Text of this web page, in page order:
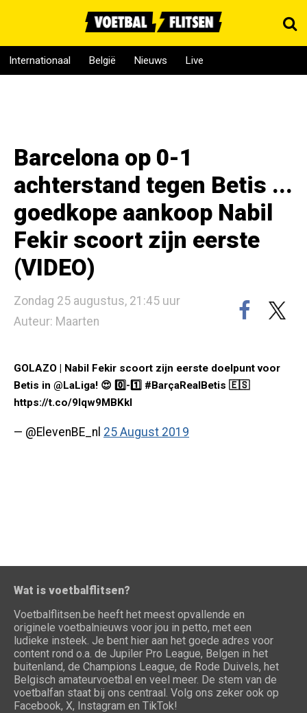
Internationaal België Nieuws Live
Barcelona op 0-1
achterstand tegen Betis ...
goedkope aankoop Nabil
Fekir scoort zijn eerste
(VIDEO)
Zondag 25 augustus, 21:45 uur
Auteur: Maarten
GOLAZO | Nabil Fekir scoort zijn eerste doelpunt voor
Betis in @LaLiga! 😍 0️⃣-1️⃣ #BarçaRealBetis 🇪🇸
https://t.co/9lqw9MBKkl
— @ElevenBE_nl 25 August 2019
Wat is voetbalflitsen?
Voetbalflitsen.be heeft het meest opvallende en
originele voetbalnieuws voor jou in petto, met een
ludieke insteek. Je bent hier aan het goede adres voor
content rond o.a. de Jupiler Pro League, Belgen in het
buitenland, de Champions League, de Rode Duivels, het
Belgisch amateurvoetbal en veel meer. De stem van de
voetbalfan staat bij ons centraal. Volg ons zeker ook op
Facebook, X, Instagram en TikTok!